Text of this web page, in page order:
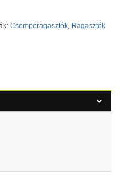
Csemperagasztók, Ragasztók